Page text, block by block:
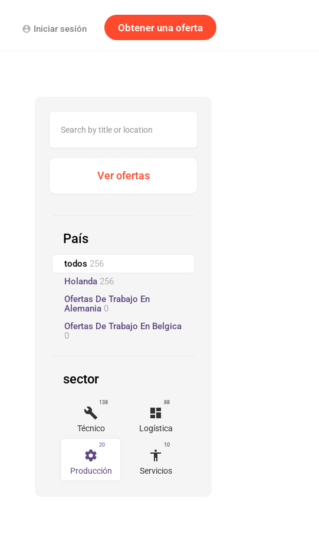
Obtener una oferta
account_circle Iniciar sesión
País
todos 256
Holanda 256
Ofertas De Trabajo En
Alemania 0
Ofertas De Trabajo En Belgica
0
sector
138
build
Técnico
88
dashboard
Logística
20
settings
Producción
10
accessibility
Servicios